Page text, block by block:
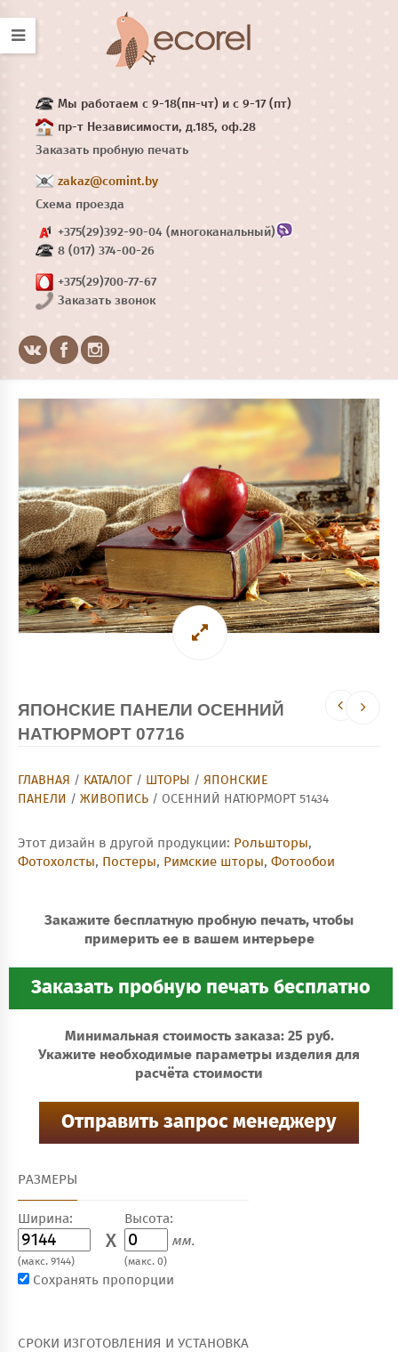
Мы работаем с 9-18(пн-чт) и с 9-17 (пт)
пр-т Независимости, д.185, оф.28
Заказать пробную печать
zakaz@comint.by
Схема проезда
+375(29)392-90-04 (многоканальный)
8 (017) 374-00-26
+375(29)700-77-67
Заказать звонок
ЯПОНСКИЕ ПАНЕЛИ ОСЕННИЙ
НАТЮРМОРТ 07716
ГЛАВНАЯ / КАТАЛОГ / ШТОРЫ / ЯПОНСКИЕ
ПАНЕЛИ / ЖИВОПИСЬ / ОСЕННИЙ НАТЮРМОРТ 51434
Этот дизайн в другой продукции: Рольшторы,
Фотохолсты, Постеры, Римские шторы, Фотообои
Закажите бесплатную пробную печать, чтобы
примерить ее в вашем интерьере
Минимальная стоимость заказа: 25 руб.
Укажите необходимые параметры изделия для
расчёта стоимости
РАЗМЕРЫ
Ширина:
X
(макс. 9144)
Высота:
мм.
(макс. 0)
Сохранять пропорции
СРОКИ ИЗГОТОВЛЕНИЯ И УСТАНОВКА